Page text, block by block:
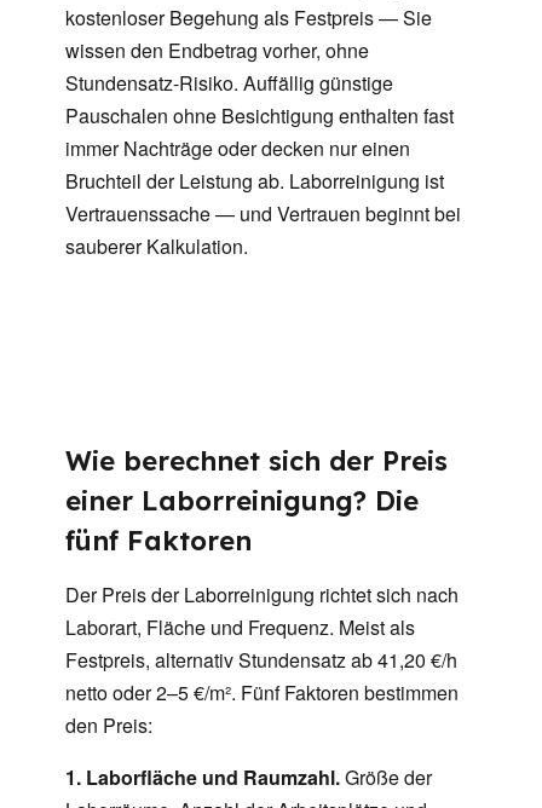
kostenloser Begehung als Festpreis — Sie
wissen den Endbetrag vorher, ohne
Stundensatz-Risiko. Auffällig günstige
Pauschalen ohne Besichtigung enthalten fast
immer Nachträge oder decken nur einen
Bruchteil der Leistung ab. Laborreinigung ist
Vertrauenssache — und Vertrauen beginnt bei
sauberer Kalkulation.
Wie berechnet sich der Preis
einer Laborreinigung? Die
fünf Faktoren
Der Preis der Laborreinigung richtet sich nach
Laborart, Fläche und Frequenz. Meist als
Festpreis, alternativ Stundensatz ab 41,20 €/h
netto oder 2–5 €/m². Fünf Faktoren bestimmen
den Preis:
1. Laborfläche und Raumzahl.Größe der